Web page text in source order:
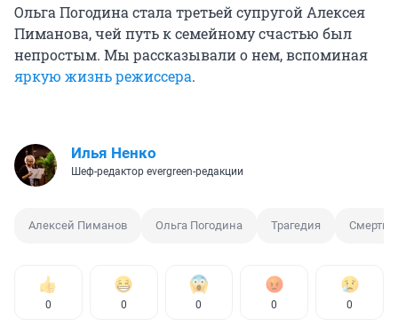
Ольга Погодина стала третьей супругой Алексея
Пиманова, чей путь к семейному счастью был
непростым. Мы рассказывали о нем, вспоминая
яркую жизнь режиссера.
Илья Ненко
Шеф-редактор evergreen-редакции
Алексей Пиманов Ольга Погодина Трагедия Смерть
0 0 0 0 0